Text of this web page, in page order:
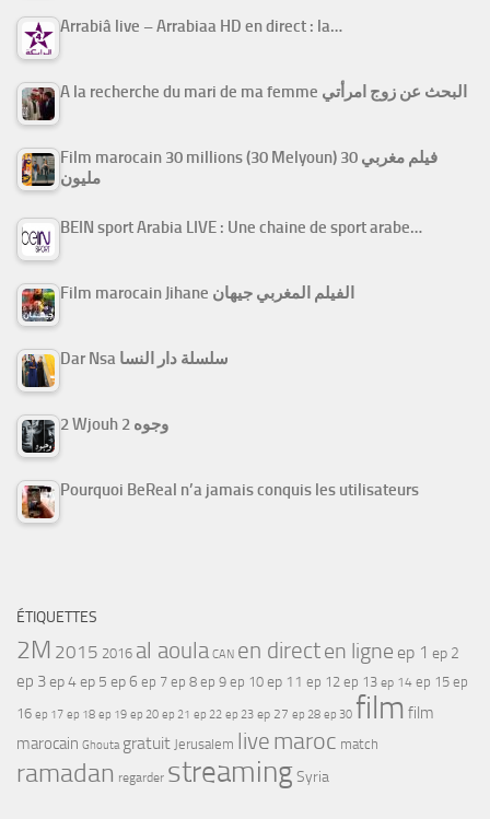
Arrabiâ live – Arrabiaa HD en direct : la…
A la recherche du mari de ma femme البحث عن زوج امرأتي
Film marocain 30 millions (30 Melyoun) فيلم مغربي 30
مليون
BEIN sport Arabia LIVE : Une chaine de sport arabe…
Film marocain Jihane الفيلم المغربي جيهان
Dar Nsa سلسلة دار النسا
2 Wjouh 2 وجوه
Pourquoi BeReal n’a jamais conquis les utilisateurs
ÉTIQUETTES
2M 2015 2016 al aoula CAN en directen ligne ep 1 ep 2
ep 3ep 4ep 5 ep 6 ep 7 ep 8 ep 9 ep 10 ep 11 ep 12 ep 13 ep 14 ep 15 ep
16 ep 17 ep 18 ep 19 ep 20 ep 21 ep 22 ep 23 ep 27 ep 28 ep 30 film film
marocain Ghouta gratuit Jerusalem live maroc match
ramadan regarder streamingSyria